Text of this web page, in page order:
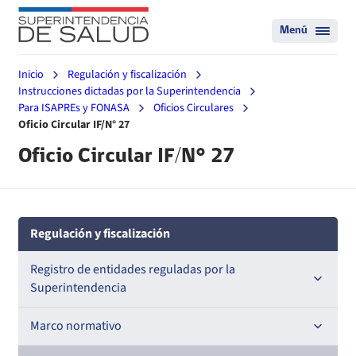
Menú
Inicio
Regulación y fiscalización
Instrucciones dictadas por la Superintendencia
Para ISAPREs y FONASA
Oficios Circulares
Oficio Circular IF/N° 27
Oficio Circular IF/N° 27
Regulación y fiscalización
Registro de entidades reguladas por la
Superintendencia
Registro de Prestadores Acreditados
Marco normativo